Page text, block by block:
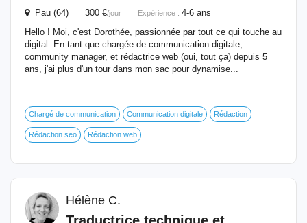
Pau (64) 300 €/jour Expérience : 4-6 ans
Hello ! Moi, c'est Dorothée, passionnée par tout ce qui touche au
digital. En tant que chargée de communication digitale,
community manager, et rédactrice web (oui, tout ça) depuis 5
ans, j'ai plus d'un tour dans mon sac pour dynamise...
Chargé de communication Communication digitale Rédaction
Rédaction seo Rédaction web
Hélène C.